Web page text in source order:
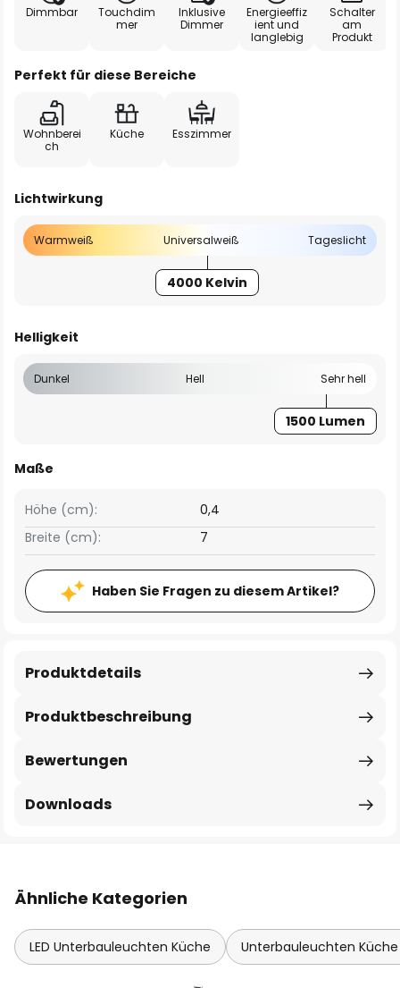
Dimmbar
Touchdim
mer
Inklusive
Dimmer
Energieeffiz
ient und
langlebig
Schalter
am
Produkt
Perfekt für diese Bereiche
Wohnberei
ch
Küche Esszimmer
Lichtwirkung
Warmweiß Universalweiß Tageslicht
4000 Kelvin
Helligkeit
Dunkel Hell Sehr hell
1500 Lumen
Maße
Breite (cm): 7
Höhe (cm): 0,4
Haben Sie Fragen zu diesem Artikel?
Produktbeschreibung
Produktdetails
Bewertungen
Downloads
Ähnliche Kategorien
LED Unterbauleuchten Küche Unterbauleuchten